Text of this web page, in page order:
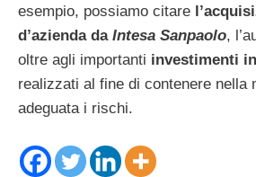
esempio, possiamo citare
d’azienda da Intesa Sanpaolo,
oltre agli importanti investimenti
realizzati al fine di contenere nella
adeguata i rischi.